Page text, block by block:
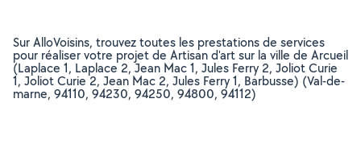
Sur AlloVoisins, trouvez toutes les prestations de services
pour réaliser votre projet de Artisan d'art sur la ville de Arcueil
(Laplace 1, Laplace 2, Jean Mac 1, Jules Ferry 2, Joliot Curie
1, Joliot Curie 2, Jean Mac 2, Jules Ferry 1, Barbusse) (Val-de-
marne, 94110, 94230, 94250, 94800, 94112)